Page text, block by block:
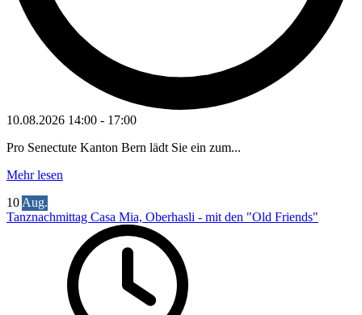
10.08.2026 14:00 - 17:00
Pro Senectute Kanton Bern lädt Sie ein zum...
Mehr lesen
10 Aug.
Tanznachmittag Casa Mia, Oberhasli - mit den "Old Friends"